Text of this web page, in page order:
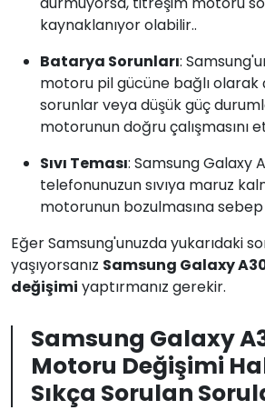
kaynaklanıyor olabilir..
Batarya Sorunları:
motoru pil gücüne bağlı olarak
sorunlar veya düşük güç
motorunun doğru çalışmasını
Sıvı Teması: Samsung Galaxy
telefonunuzun sıvıya maruz
motorunun bozulmasına
Eğer Samsung'unuzda yukarıdaki
yaşıyorsanız Samsung Galaxy
değişimi yaptırmanız gerekir.
Samsung Galaxy
Motoru Değişimi
Sıkça Sorulan